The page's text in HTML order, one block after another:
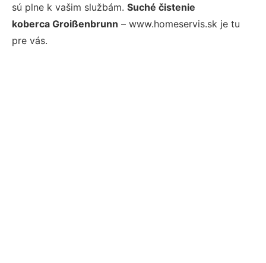
sú plne k vašim službám. Suché čistenie
koberca Groißenbrunn – www.homeservis.sk je tu
pre vás.